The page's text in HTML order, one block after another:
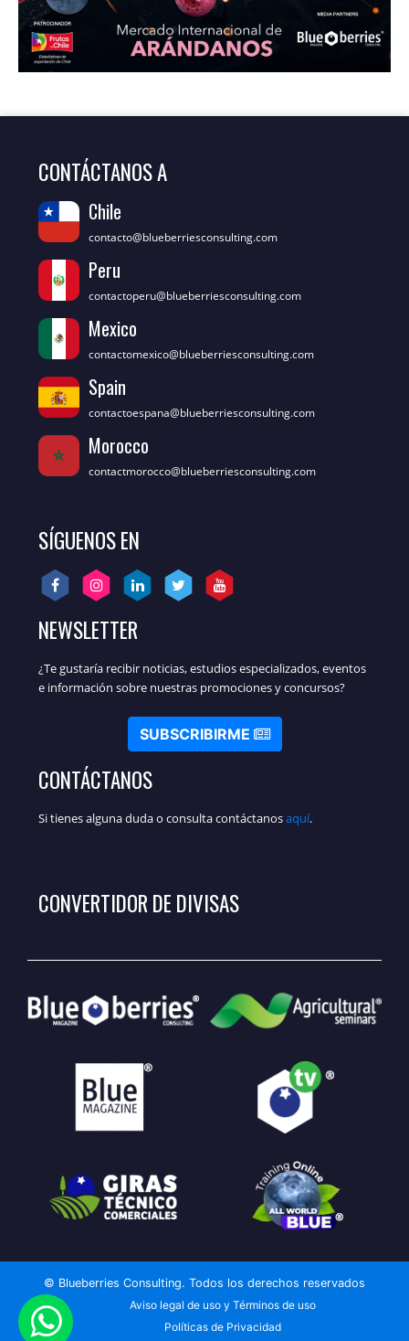
CONTÁCTANOS A
Chile
contacto@blueberriesconsulting.com
Peru
contactoperu@blueberriesconsulting.com
Mexico
contactomexico@blueberriesconsulting.com
Spain
contactoespana@blueberriesconsulting.com
Morocco
contactmorocco@blueberriesconsulting.com
SÍGUENOS EN
NEWSLETTER
¿Te gustaría recibir noticias, estudios especializados, eventos
e información sobre nuestras promociones y concursos?
SUBSCRIBIRME
CONTÁCTANOS
Si tienes alguna duda o consulta contáctanosaquí.
CONVERTIDOR DE DIVISAS
© Blueberries Consulting. Todos los derechos reservados
Aviso legal de uso y Términos de uso
Políticas de Privacidad